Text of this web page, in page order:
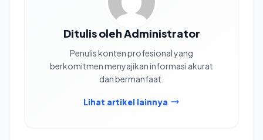
Ditulis oleh Administrator
Penulis konten profesional yang
berkomitmen menyajikan informasi akurat
dan bermanfaat.
Lihat artikel lainnya